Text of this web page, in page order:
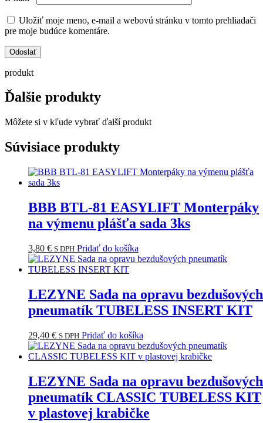
Uložiť moje meno, e-mail a webovú stránku v tomto prehliadači
pre moje budúce komentáre.
produkt
Ďalšie produkty
Môžete si v kľude vybrať ďalší produkt
Súvisiace produkty
BBB BTL-81 EASYLIFT Monterpáky
na výmenu plášťa sada 3ks
3,80 € S DPH Pridať do košíka
LEZYNE Sada na opravu bezdušových
pneumatík TUBELESS INSERT KIT
29,40 € S DPH Pridať do košíka
LEZYNE Sada na opravu bezdušových
pneumatík CLASSIC TUBELESS KIT
v plastovej krabičke